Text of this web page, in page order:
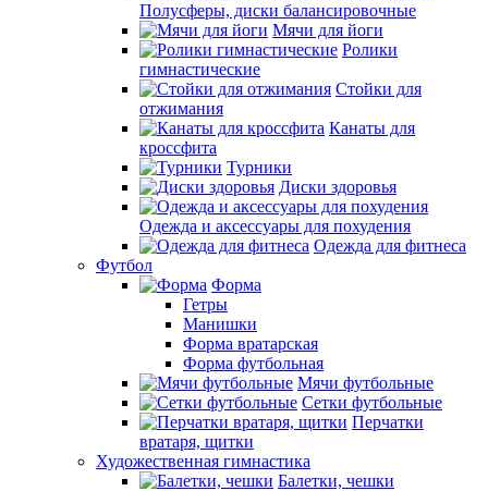
Полусферы, диски балансировочные
Мячи для йоги
Ролики
гимнастические
Стойки для
отжимания
Канаты для
кроссфита
Турники
Диски здоровья
Одежда и аксессуары для похудения
Одежда для фитнеса
Футбол
Форма
Гетры
Манишки
Форма вратарская
Форма футбольная
Мячи футбольные
Сетки футбольные
Перчатки
вратаря, щитки
Художественная гимнастика
Балетки, чешки